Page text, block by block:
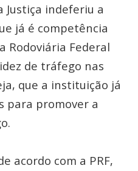
Justiça indeferiu a
já é competência
Rodoviária Federal
de tráfego nas
que a instituição já
para promover a
acordo com a PRF,